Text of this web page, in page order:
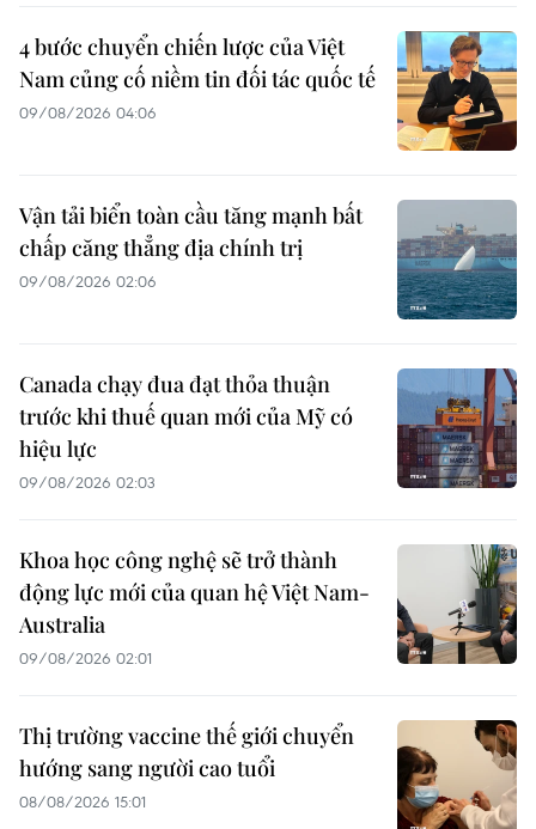
4 bước chuyển chiến lược của Việt
Nam củng cố niềm tin đối tác quốc tế
09/08/2026 04:06
Vận tải biển toàn cầu tăng mạnh bất
chấp căng thẳng địa chính trị
09/08/2026 02:06
Canada chạy đua đạt thỏa thuận
trước khi thuế quan mới của Mỹ có
hiệu lực
09/08/2026 02:03
Khoa học công nghệ sẽ trở thành
động lực mới của quan hệ Việt Nam-
Australia
09/08/2026 02:01
Thị trường vaccine thế giới chuyển
hướng sang người cao tuổi
08/08/2026 15:01